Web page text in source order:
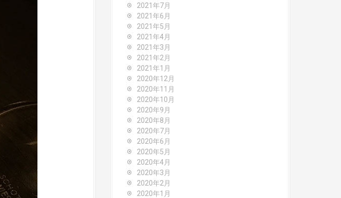
2021年7月
2021年6月
2021年5月
2021年4月
2021年3月
2021年2月
2021年1月
2020年12月
2020年11月
2020年10月
2020年9月
2020年8月
2020年7月
2020年6月
2020年5月
2020年4月
2020年3月
2020年2月
2020年1月